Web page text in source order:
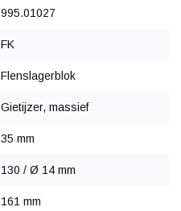
995.01027
FK
Flenslagerblok
Gietijzer, massief
35 mm
130 / Ø 14 mm
161 mm